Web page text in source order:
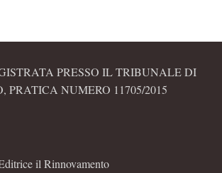
PRESSO IL TRIBUNALE DI
PRATICA NUMERO 11705/2015
il Rinnovamento